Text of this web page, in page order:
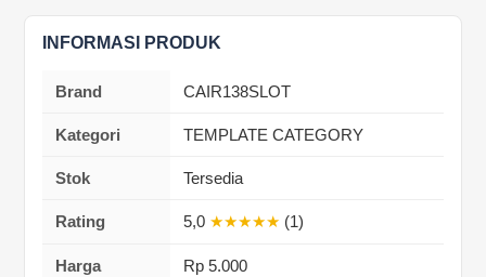
INFORMASI PRODUK
Brand CAIR138SLOT
Kategori TEMPLATE CATEGORY
Stok Tersedia
Rating 5,0 ★★★★★ (1)
Harga Rp 5.000